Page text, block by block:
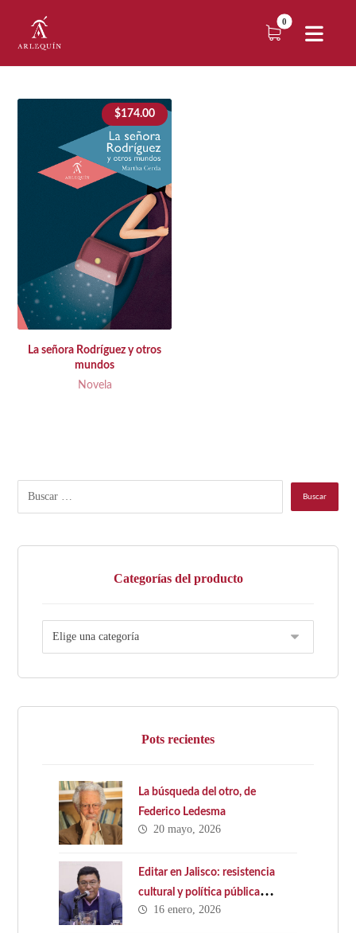
La señora Rodríguez y otros
mundos
Novela
$174.00
Categorías del producto
Pots recientes
La búsqueda del otro, de
Federico Ledesma
20 mayo, 2026
Editar en Jalisco: resistencia
cultural y política pública
ausente. Hacia una Ley Estatal
16 enero, 2026